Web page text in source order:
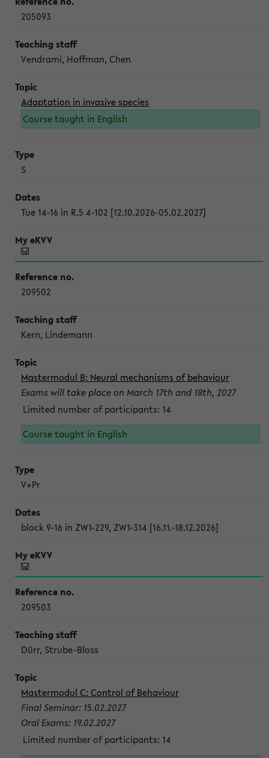
205093
Vendrami, Hoffman, Chen
Adaptation in invasive species
Course taught in English
S
Tue 14-16 in R.5 4-102 [12.10.2026-05.02.2027]
209502
Kern, Lindemann
Mastermodul B: Neural mechanisms of behaviour
Exams will take place on March 17th and 18th, 2027
Limited number of participants: 14
Course taught in English
V+Pr
block 9-16 in ZW1-229, ZW1-314 [16.11.-18.12.2026]
209503
Dürr, Strube-Bloss
Mastermodul C: Control of Behaviour
Final Seminar: 15.02.2027
Oral Exams: 19.02.2027
Limited number of participants: 14